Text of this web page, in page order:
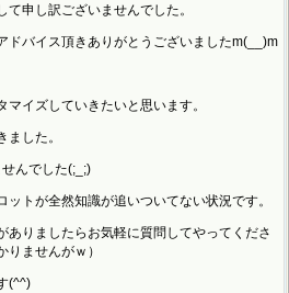
申し訳ございませんでした。
ドバイス頂きありがとうございましたm(__)m
イズしていきたいと思います。
した。
んでした(;_;)
トが全然知識が追いついてない状況です。
ありましたらお気軽に質問してやってくださ
ませんがｗ）
(^^)